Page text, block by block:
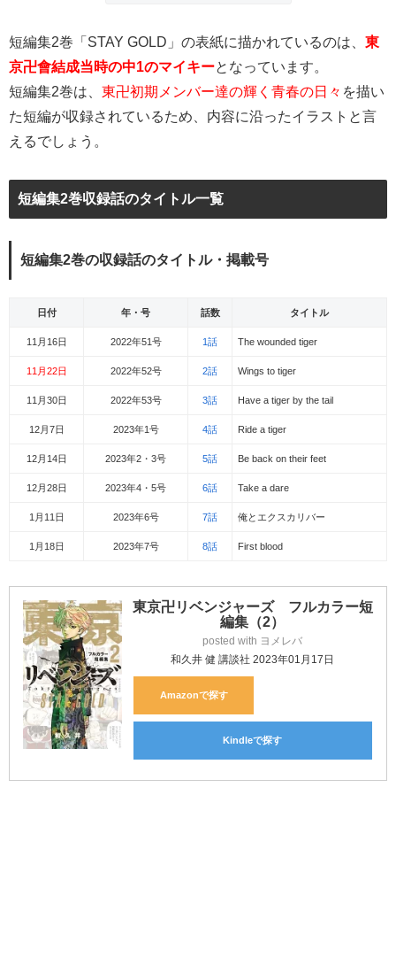
短編集2巻「STAY GOLD」の表紙に描かれているのは、 東
京卍會結成当時の中1のマイキーとなっています。
短編集2巻は、 東卍初期メンバー達の輝く青春の日々 を描い
た短編が収録されているため、内容に沿ったイラストと言
えるでしょう。
短編集2巻収録話のタイトル一覧
短編集2巻の収録話のタイトル・掲載号
日付 年・号 話数 タイトル
11月16日 2022年51号 1話 The wounded tiger
11月22日 2022年52号 2話 Wings to tiger
11月30日 2022年53号 3話 Have a tiger by the tail
12月7日 2023年1号 4話 Ride a tiger
12月14日 2023年2・3号 5話 Be back on their feet
12月28日 2023年4・5号 6話 Take a dare
1月11日 2023年6号 7話 俺とエクスカリバー
1月18日 2023年7号 8話 First blood
東京卍リベンジャーズ フルカラー短
編集（2）
posted with ヨメレバ
和久井 健 講談社 2023年01月17日
Amazon
Kindle